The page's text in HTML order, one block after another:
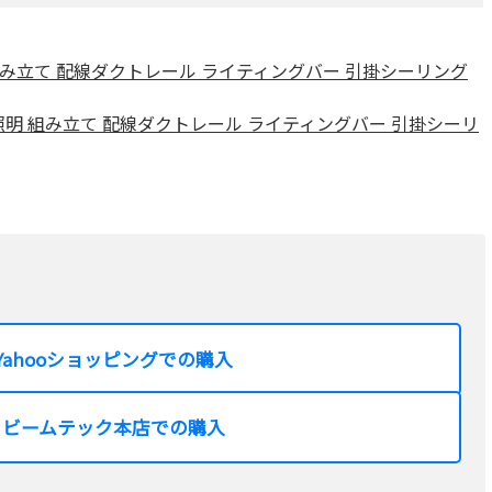
立て 配線ダクトレール ライティングバー 引掛シーリング
組み立て 配線ダクトレール ライティングバー 引掛シーリ
ショッピングでの購入
ビームテック本店での購入